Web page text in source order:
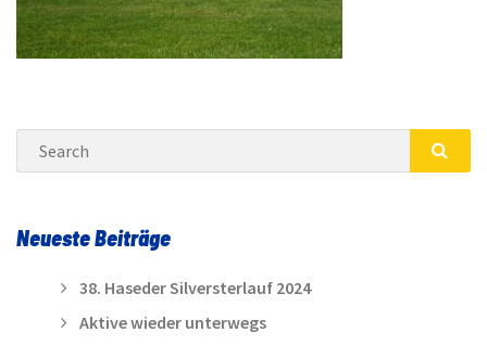
Search
Neueste Beiträge
38. Haseder Silversterlauf 2024
Aktive wieder unterwegs